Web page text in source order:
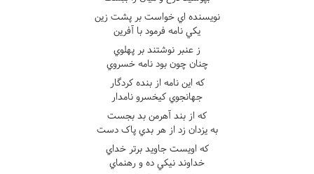
نويسنده اي خواست بر پشت زين
يکي نامه فرمود با آفرين
ز عنبر نوشتند بر پهلوي
چنان چون بود نامه خسروي
که اين نامه از بنده کردگار
جهانجوي کيخسرو نامدار
که از بند آهرمن بد بجست
به يزدان زد از هر بدي پاک دست
که اويست جاويد برتر خداي
خداوند نيکي ده و رهنماي